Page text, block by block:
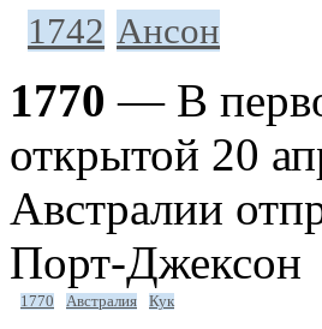
1742 Ансон
1770 — В
открытой 20
Австралии
Порт-Джексон
1770 Австралия Кук